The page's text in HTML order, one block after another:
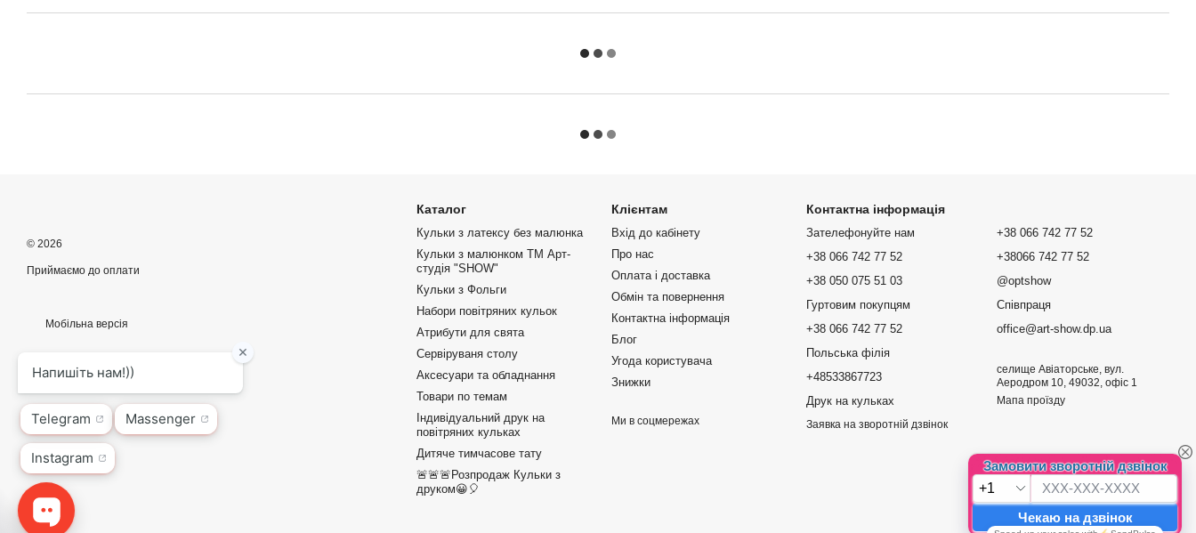
© 2026
Приймаємо до оплати
Мобільна версія
Каталог
Кульки з латексу без малюнка
Кульки з малюнком ТМ Арт-
студія "SHOW"
Кульки з Фольги
Набори повітряних кульок
Атрибути для свята
Сервіруваня столу
Аксесуари та обладнання
Товари по темам
Індивідуальний друк на
повітряних кульках
Дитяче тимчасове тату
🚨🚨🚨Розпродаж Кульки з
друком😀🎈
Клієнтам
Вхід до кабінету
Про нас
Оплата і доставка
Обмін та повернення
Контактна інформація
Блог
Угода користувача
Знижки
Ми в соцмережах
Контактна інформація
Зателефонуйте нам
+38 066 742 77 52
+38 050 075 51 03
Гуртовим покупцям
+38 066 742 77 52
Польська філія
+48533867723
Друк на кульках
Заявка на зворотній дзвінок
+38 066 742 77 52
+38066 742 77 52
@optshow
Співпраця
office@art-show.dp.ua
селище Авіаторське, вул.
Аеродром 10, 49032, офіс 1
Мапа проїзду